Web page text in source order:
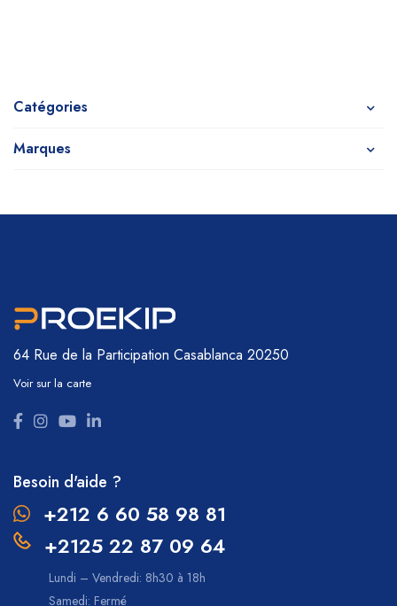
Catégories
Marques
64 Rue de la Participation Casablanca 20250
Voir sur la carte
Besoin d'aide ?
+212 6 60 58 98 81
+2125 22 87 09 64
Lundi – Vendredi: 8h30 à 18h
Samedi: Fermé